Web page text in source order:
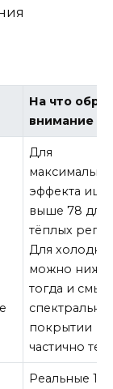
На что
внимание
Для
эффекта
выше 78 для
тёплых
Для
можно ниже,
тогда и
покрытии
частично
Реальные